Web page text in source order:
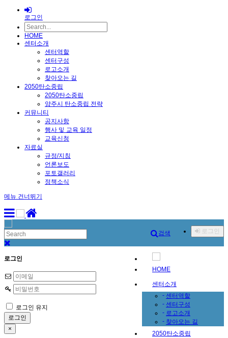
로그인
HOME
센터소개
센터역할
센터구성
로고소개
찾아오는 길
2050탄소중립
2050탄소중립
양주시 탄소중립 전략
커뮤니티
공지사항
행사 및 교육 일정
교육신청
자료실
규정/지침
언론보도
포토갤러리
정책소식
메뉴 건너뛰기
로그인
검색
HOME
센터소개
- 센터역할
- 센터구성
- 로고소개
- 찾아오는 길
2050탄소중립
로그인
로그인 유지
×